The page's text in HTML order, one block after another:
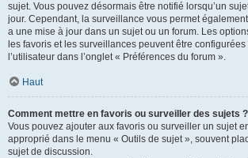
sujet. Vous pouvez désormais être notifié lorsqu’un
jour. Cependant, la surveillance vous permet également
a une mise à jour dans un sujet ou un forum. Les
les favoris et les surveillances peuvent être
l’utilisateur dans l’onglet « Préférences du forum ».
Haut
Comment mettre en favoris ou surveiller des sujets ?
Vous pouvez ajouter aux favoris ou surveiller un sujet
approprié dans le menu « Outils de sujet », souvent
sujet de discussion.